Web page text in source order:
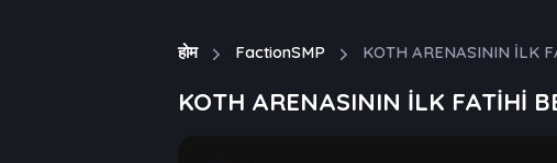
होम FactionSMP KOTH ARENASININ İLK
KOTH ARENASININ İLK FATİHİ